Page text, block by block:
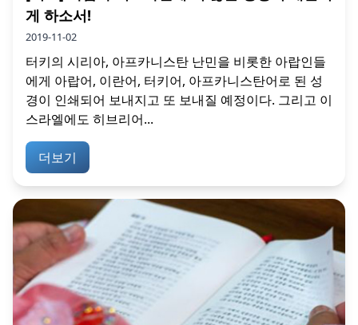
게 하소서!
2019-11-02
터키의 시리아, 아프카니스탄 난민을 비롯한 아랍인들
에게 아랍어, 이란어, 터키어, 아프카니스탄어로 된 성
경이 인쇄되어 보내지고 또 보내질 예정이다. 그리고 이
스라엘에도 히브리어...
더보기